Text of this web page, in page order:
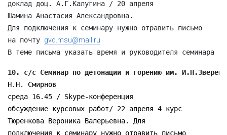
доклад доц. А.Г.Калугина / 20 апреля
Шамина Анастасия Александровна.
Для подключения к семинару нужно отравить письмо
на почту gvd.msu@mail.ru
В теме письма указать время и руководителя семинара
10. с/с Семинар по детонации и горению им.
Н.Н. Смирнов
среда 16.45 / Skype-конференция
обсуждение курсовых работ/ 22 апреля 4 курс
Тюренкова Вероника Валерьевна. Для
подключения к семинару нужно отравить письмо